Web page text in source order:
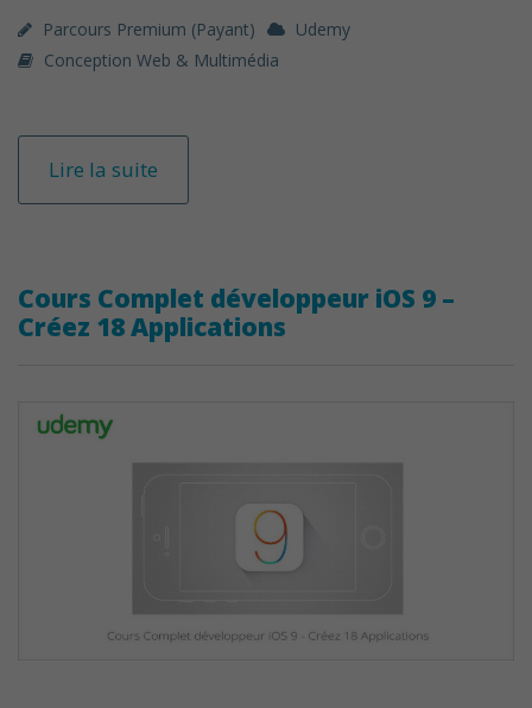
Parcours Premium (payant)
Udemy
Conception Web & Multimédia
Lire la suite
Cours Complet développeur iOS 9 –
Créez 18 Applications